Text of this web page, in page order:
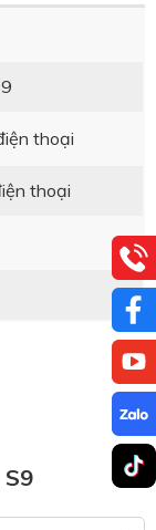
thoại
thoại